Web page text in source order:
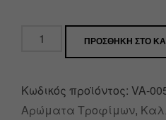
ΠΡΟΣΘΉΚΗ ΣΤΟ
Κωδικός προϊόντος: VA-
Αρώματα Τροφίμων,